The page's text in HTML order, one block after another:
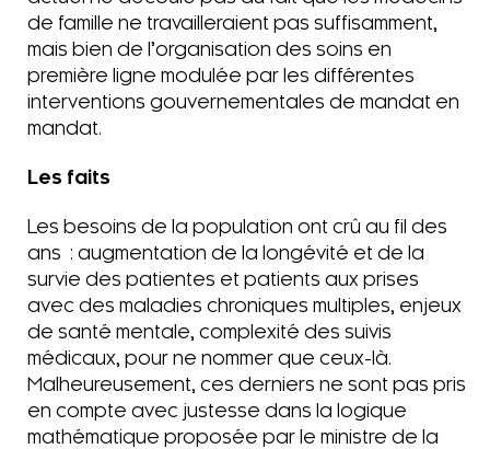
de famille ne travailleraient pas suffisamment,
mais bien de l’organisation des soins en
première ligne modulée par les différentes
interventions gouvernementales de mandat en
mandat.
Les faits
Les besoins de la population ont crû au fil des
ans : augmentation de la longévité et de la
survie des patientes et patients aux prises
avec des maladies chroniques multiples, enjeux
de santé mentale, complexité des suivis
médicaux, pour ne nommer que ceux-là.
Malheureusement, ces derniers ne sont pas pris
en compte avec justesse dans la logique
mathématique proposée par le ministre de la